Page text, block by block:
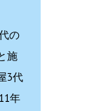
の
施
3代
年